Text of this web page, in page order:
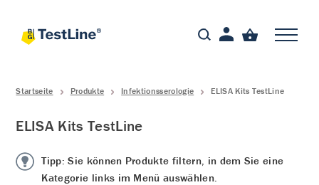
Startseite Produkte Infektionsserologie ELISA Kits TestLine
ELISA Kits TestLine
Tipp: Sie können Produkte filtern, in dem Sie eine
Kategorie links im Menü auswählen.